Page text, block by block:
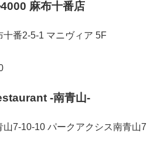
麻布十番店
番2-5-1 マニヴィア 5F
-南青山-
7-10-10 パークアクシス南青山7